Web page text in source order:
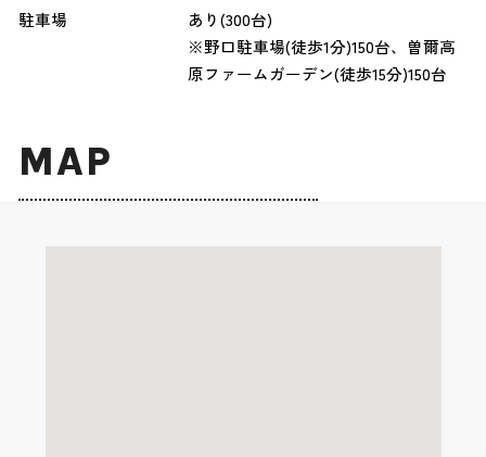
駐車場
あり(300台)
※野口駐車場(徒歩1分)150台、曽爾高
原ファームガーデン(徒歩15分)150台
MAP